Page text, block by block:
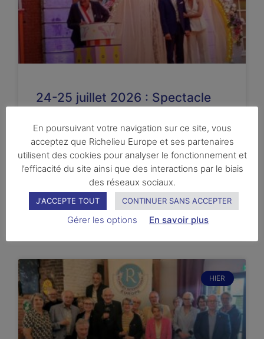
24-25 juillet 2026 : Spectacle
Théâtre des Galeries
Comme chaque année, le club de Namur a
organisé, en collaboration avec la Ville de Namur,
deux soirées théâtrales dans le splendide décor
des jardins du Musée des Arts décoratifs.
LIRE LA SUITE ...
HIER
En poursuivant votre navigation sur ce site, vous
acceptez que Richelieu Europe et ses partenaires
utilisent des cookies pour analyser le fonctionnement et
l’efficacité du site ainsi que des interactions par le biais
des réseaux sociaux.
J'ACCEPTE TOUT CONTINUER SANS ACCEPTER
Gérer les options En savoir plus